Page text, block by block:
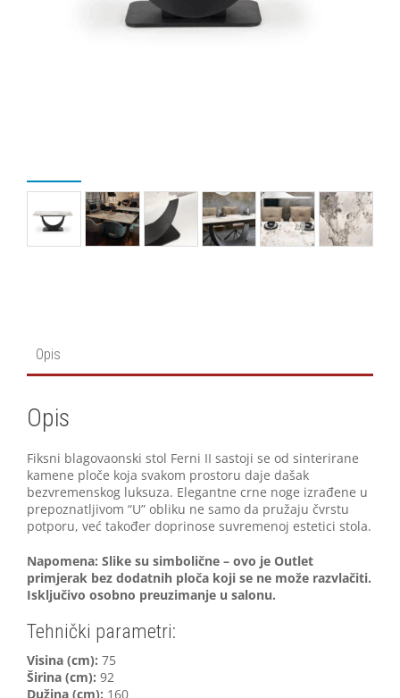
Opis
Opis
Fiksni blagovaonski stol Ferni II sastoji se od sinterirane
kamene ploče koja svakom prostoru daje dašak
bezvremenskog luksuza. Elegantne crne noge izrađene u
prepoznatljivom “U” obliku ne samo da pružaju čvrstu
potporu, već također doprinose suvremenoj estetici stola.
Napomena: Slike su simbolične – ovo je Outlet
primjerak bez dodatnih ploča koji se ne može razvlačiti.
Isključivo osobno preuzimanje u salonu.
Tehnički parametri:
Visina (cm): 75
Širina (cm): 92
Dužina (cm): 160